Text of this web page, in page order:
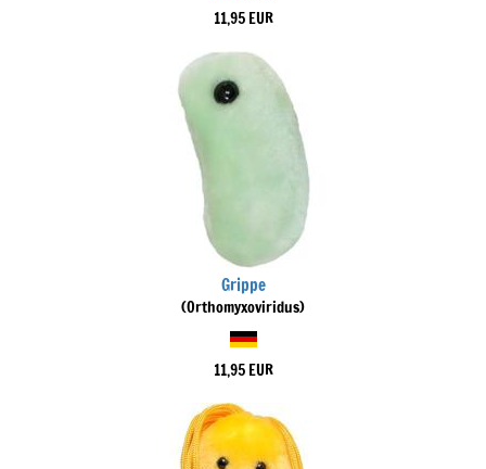
11,95 EUR
Grippe
(Orthomyxoviridus)
11,95 EUR